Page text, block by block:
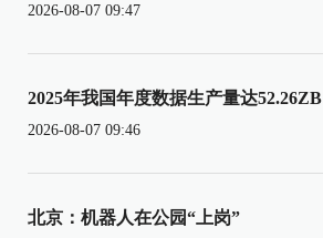
2026-08-07 09:47
2025年我国年度数据生产量达52.26ZB
2026-08-07 09:46
北京：机器人在公园“上岗”